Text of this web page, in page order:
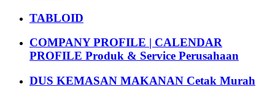
TABLOID
COMPANY PROFILE | CALENDAR
PROFILE Produk & Service Perusahaan
DUS KEMASAN MAKANAN Cetak Murah